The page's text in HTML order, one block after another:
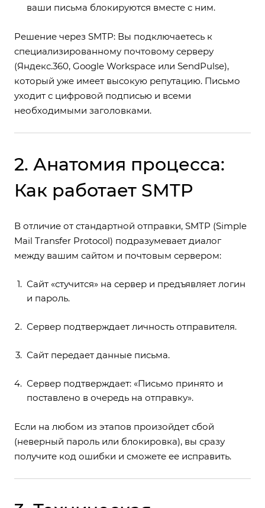
ваши письма блокируются вместе с ним.
Решение через SMTP: Вы подключаетесь к
специализированному почтовому серверу
(Яндекс.360, Google Workspace или SendPulse),
который уже имеет высокую репутацию. Письмо
уходит с цифровой подписью и всеми
необходимыми заголовками.
2. Анатомия процесса:
Как работает SMTP
В отличие от стандартной отправки, SMTP (Simple
Mail Transfer Protocol) подразумевает диалог
между вашим сайтом и почтовым сервером:
Сайт «стучится» на сервер и предъявляет логин
и пароль.
Сервер подтверждает личность отправителя.
Сайт передает данные письма.
Сервер подтверждает: «Письмо принято и
поставлено в очередь на отправку».
Если на любом из этапов произойдет сбой
(неверный пароль или блокировка), вы сразу
получите код ошибки и сможете ее исправить.